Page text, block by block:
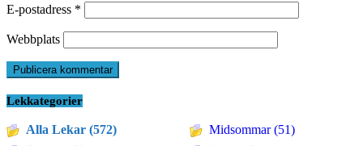
E-postadress *
Webbplats
Lekkategorier
Alla Lekar (572)
Midsommar (51)